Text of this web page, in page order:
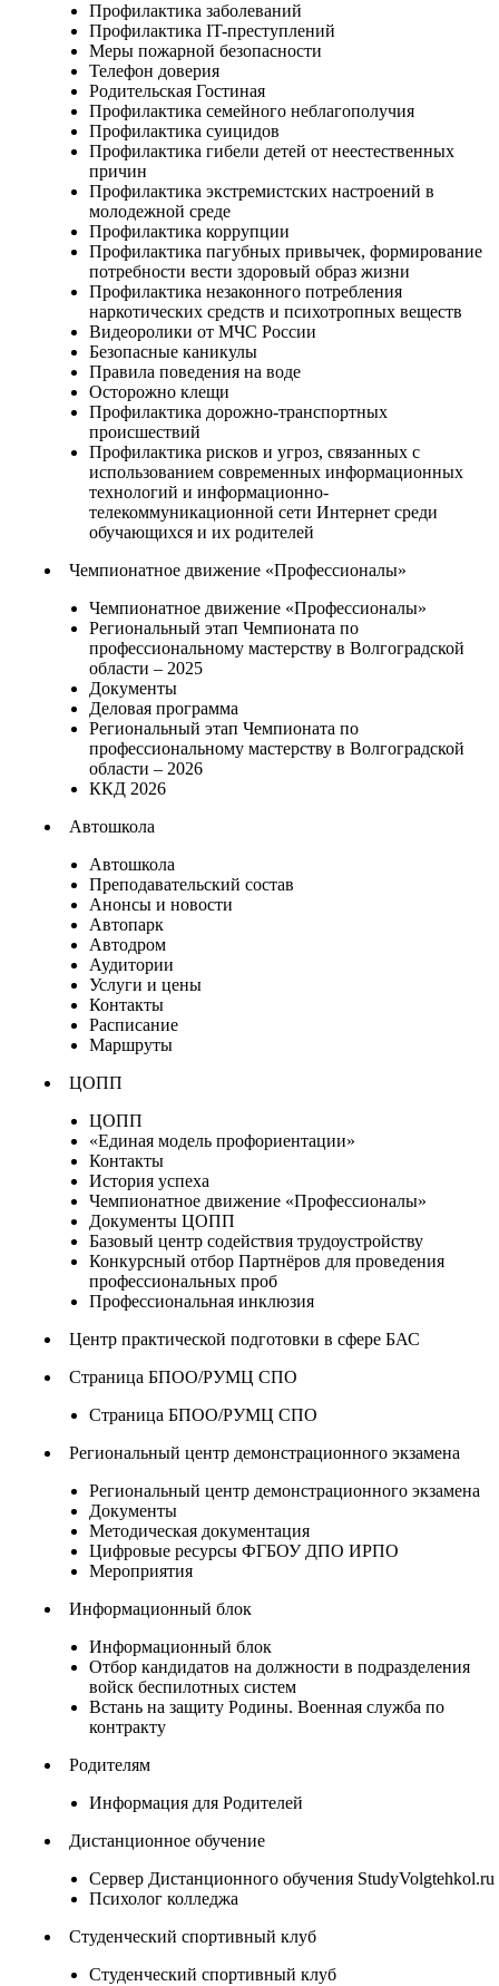
Профилактика заболеваний
Профилактика IT-преступлений
Меры пожарной безопасности
Телефон доверия
Родительская Гостиная
Профилактика семейного неблагополучия
Профилактика суицидов
Профилактика гибели детей от неестественных
причин
Профилактика экстремистских настроений в
молодежной среде
Профилактика коррупции
Профилактика пагубных привычек, формирование
потребности вести здоровый образ жизни
Профилактика незаконного потребления
наркотических средств и психотропных веществ
Видеоролики от МЧС России
Безопасные каникулы
Правила поведения на воде
Осторожно клещи
Профилактика дорожно-транспортных
происшествий
Профилактика рисков и угроз, связанных с
использованием современных информационных
технологий и информационно-
телекоммуникационной сети Интернет среди
обучающихся и их родителей
Чемпионатное движение «Профессионалы»
Чемпионатное движение «Профессионалы»
Региональный этап Чемпионата по
профессиональному мастерству в Волгоградской
области – 2025
Документы
Деловая программа
Региональный этап Чемпионата по
профессиональному мастерству в Волгоградской
области – 2026
ККД 2026
Автошкола
Автошкола
Преподавательский состав
Анонсы и новости
Автопарк
Автодром
Аудитории
Услуги и цены
Контакты
Расписание
Маршруты
ЦОПП
ЦОПП
«Единая модель профориентации»
Контакты
История успеха
Чемпионатное движение «Профессионалы»
Документы ЦОПП
Базовый центр содействия трудоустройству
Конкурсный отбор Партнёров для проведения
профессиональных проб
Профессиональная инклюзия
Центр практической подготовки в сфере БАС
Страница БПОО/РУМЦ СПО
Страница БПОО/РУМЦ СПО
Региональный центр демонстрационного экзамена
Региональный центр демонстрационного экзамена
Документы
Методическая документация
Цифровые ресурсы ФГБОУ ДПО ИРПО
Мероприятия
Информационный блок
Информационный блок
Отбор кандидатов на должности в подразделения
войск беспилотных систем
Встань на защиту Родины. Военная служба по
контракту
Родителям
Информация для Родителей
Дистанционное обучение
Сервер Дистанционного обучения StudyVolgtehkol.ru
Психолог колледжа
Студенческий спортивный клуб
Студенческий спортивный клуб